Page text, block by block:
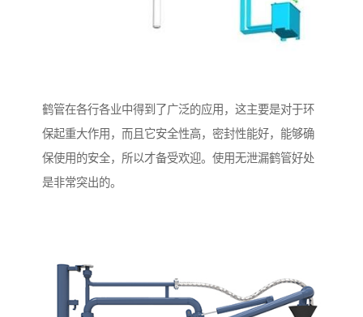
鹤管在各行各业中得到了广泛的应用，这主要是对于环
保起重大作用，而且它安全性高，密封性能好，能够确
保使用的安全，所以才备受欢迎。使用无泄漏鹤管好处
是非常突出的。